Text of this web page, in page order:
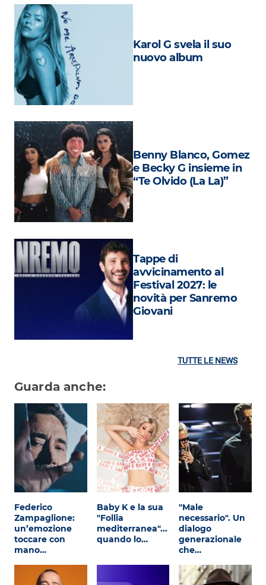
Musica
Cultura
Attualità
Costume
Extra
Eventi
Karol G svela il suo
nuovo album
Benny Blanco, Gomez
e Becky G insieme in
“Te Olvido (La La)”
Tappe di
avvicinamento al
Festival 2027: le
novità per Sanremo
Giovani
TUTTE LE NEWS
Guarda anche:
Federico
Zampaglione:
un’emozione
toccare con
mano…
Baby K e la sua
"Follia
mediterranea"...
quando lo…
"Male
necessario". Un
dialogo
generazionale
che…